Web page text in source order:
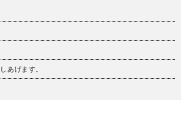
あげます。